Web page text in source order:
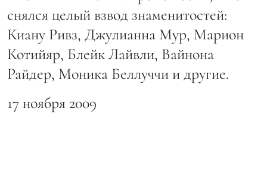
снялся целый взвод знаменитостей:
Киану Ривз, Джулианна Мур, Марион
Котийяр, Блейк Лайвли, Вайнона
Райдер, Моника Беллуччи и другие.
17 ноября 2009